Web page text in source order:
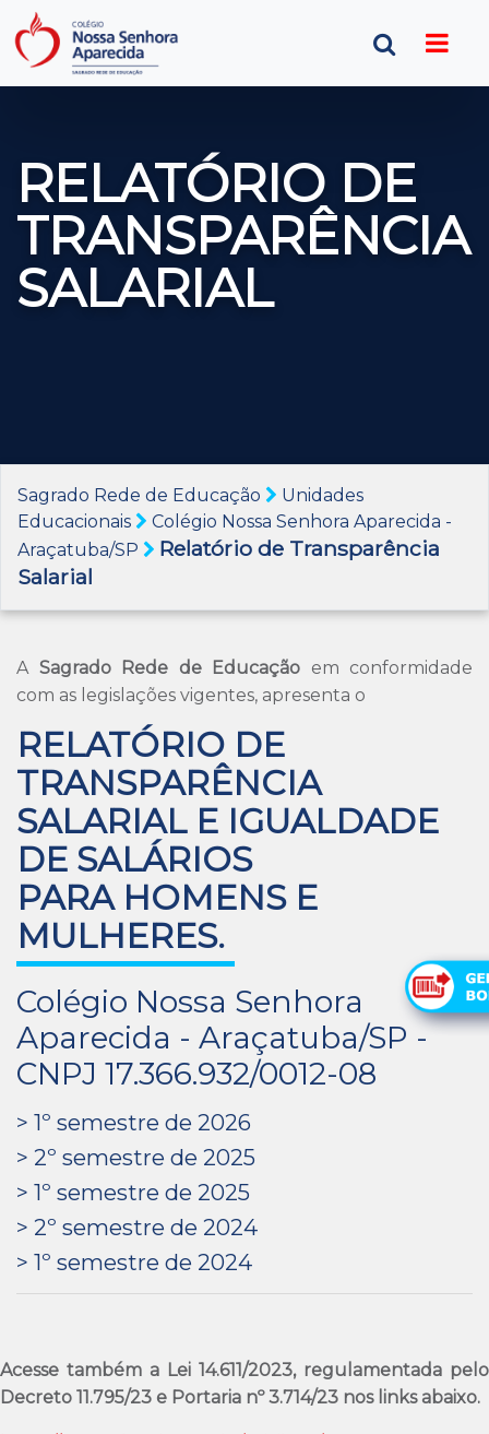
RELATÓRIO DE
TRANSPARÊNCIA
SALARIAL
Sagrado Rede de Educação
Unidades
Educacionais
Colégio Nossa Senhora Aparecida -
Araçatuba/SP
Relatório de Transparência
Salarial
A Sagrado Rede de Educação em conformidade
com as legislações vigentes, apresenta o
RELATÓRIO DE
TRANSPARÊNCIA
SALARIAL E IGUALDADE
DE SALÁRIOS
PARA HOMENS E
MULHERES.
Colégio Nossa Senhora
Aparecida - Araçatuba/SP -
CNPJ 17.366.932/0012-08
> 1º semestre de 2026
> 2º semestre de 2025
> 1º semestre de 2025
> 2º semestre de 2024
> 1º semestre de 2024
Acesse também a Lei 14.611/2023, regulamentada pelo
Decreto 11.795/23 e Portaria nº 3.714/23 nos links abaixo.